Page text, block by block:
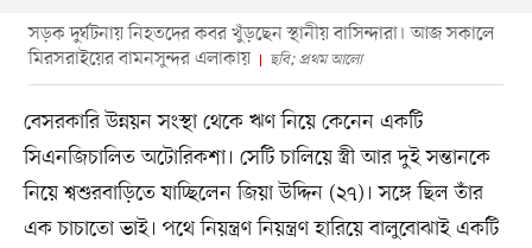
সড়ক দুর্ঘটনায় নিহতদের কবর খুঁড়ছেন স্থানীয় বাসিন্দারা। আজ সকালে
মিরসরাইয়ের বামনসুন্দর এলাকায়
ছবি; প্রথম আলো
বেসরকারি উন্নয়ন সংস্থা থেকে ঋণ নিয়ে কেনেন একটি
সিএনজিচালিত অটোরিকশা। সেটি চালিয়ে স্ত্রী আর দুই সন্তানকে
নিয়ে শ্বশুরবাড়িতে যাচ্ছিলেন জিয়া উদ্দিন (২৭)। সঙ্গে ছিল তাঁর
এক চাচাতো ভাই। পথে নিয়ন্ত্রণ নিয়ন্ত্রণ হারিয়ে বালুবোঝাই একটি